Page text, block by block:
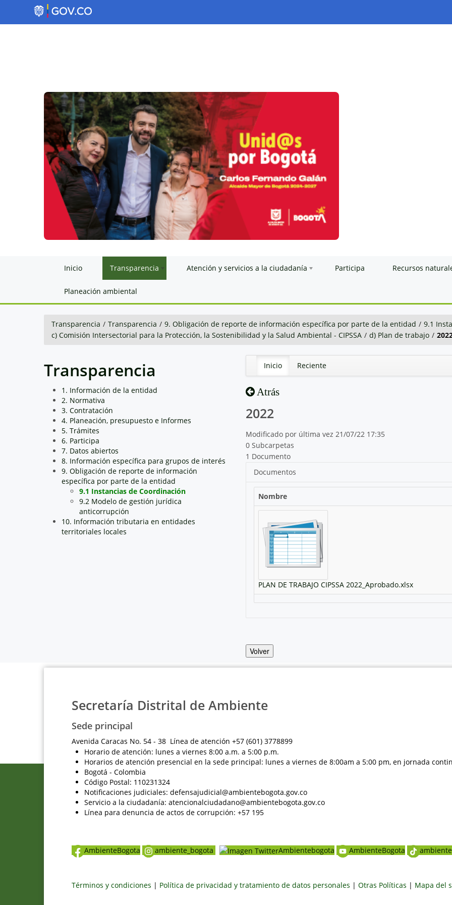
Inicio Transparencia Atención y servicios a la ciudadanía Participa Recursos
Planeación ambiental
Transparencia / Transparencia / 9. Obligación de reporte de información específica por parte de la entidad / 9.1
c) Comisión Intersectorial para la Protección, la Sostenibilidad y la Salud Ambiental - CIPSSA / d) Plan de trabajo /
Transparencia
1. Información de la entidad
2. Normativa
3. Contratación
4. Planeación, presupuesto e Informes
5. Trámites
6. Participa
7. Datos abiertos
8. Información específica para grupos de interés
9. Obligación de reporte de información
específica por parte de la entidad
9.1 Instancias de Coordinación
9.2 Modelo de gestión jurídica
anticorrupción
10. Información tributaria en entidades
territoriales locales
Inicio Reciente
Atrás
2022
Modificado por última vez 21/07/22 17:35
0 Subcarpetas
1 Documento
Documentos
Nombre
PLAN DE TRABAJO CIPSSA 2022_Aprobado.xlsx
Volver
Secretaría Distrital de Ambiente
Sede principal
Avenida Caracas No. 54 - 38 Línea de atención +57 (601) 3778899
Horario de atención: lunes a viernes 8:00 a.m. a 5:00 p.m.
Horarios de atención presencial en la sede principal: lunes a viernes de 8:00am a 5:00 pm, en jornada
Bogotá - Colombia
Código Postal: 110231324
Notificaciones judiciales: defensajudicial@ambientebogota.gov.co
Servicio a la ciudadanía: atencionalciudadano@ambientebogota.gov.co
Línea para denuncia de actos de corrupción: +57 195
AmbienteBogota ambiente_bogota Ambientebogota AmbienteBogota
Términos y condiciones | Política de privacidad y tratamiento de datos personales | Otras Políticas | Mapa del